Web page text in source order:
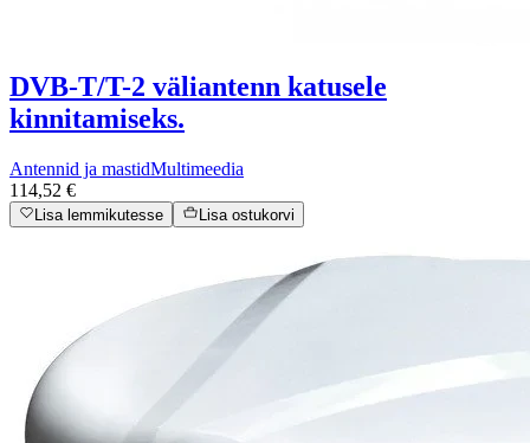
DVB-T/T-2 väliantenn katusele
kinnitamiseks.
Antennid ja mastidMultimeedia
114,52 €
Lisa lemmikutesse Lisa ostukorvi